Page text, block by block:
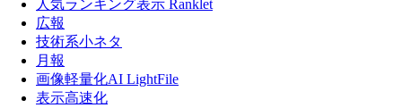
人気ランキング表示 Ranklet
広報
技術系小ネタ
月報
画像軽量化AI LightFile
表示高速化